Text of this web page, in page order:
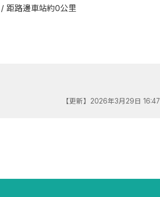
距路邊車站約0公里
【更新】2026年3月29日 16:47